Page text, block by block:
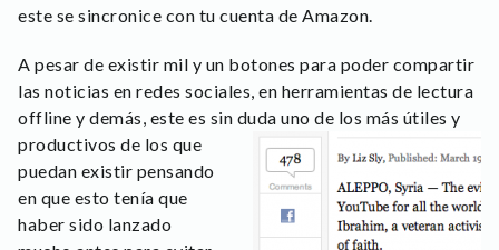
este se sincronice con tu cuenta de Amazon.
A pesar de existir mil y un botones para poder compartir
las noticias en redes sociales, en herramientas de lectura
offline y demás, este es sin duda uno de los más útiles y
productivos de los que
puedan existir pensando
en que esto tenía que
haber sido lanzado